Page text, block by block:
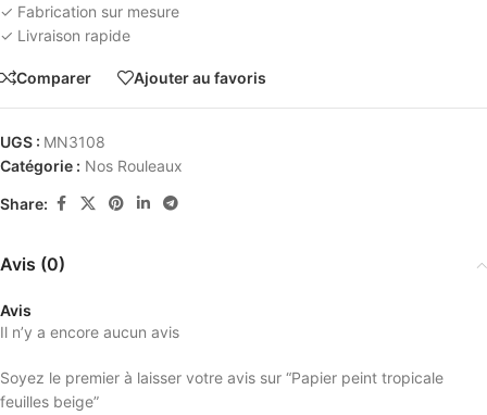
✓ Fabrication sur mesure
✓ Livraison rapide
Comparer Ajouter au favoris
UGS : MN3108
Catégorie : Nos Rouleaux
Share:
Avis (0)
Avis
Il n’y a encore aucun avis
Soyez le premier à laisser votre avis sur “Papier peint tropicale
feuilles beige”